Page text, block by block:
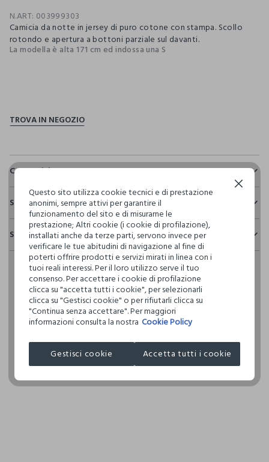
N.ART: 003999303
Camicia da notte in jersey di puro cotone con stampa. Scollo
rotondo e apertura a bottoni parziale sul davanti.
La modella è alta 171 cm ed indossa una S
Composizione e cura
Composizione:
100% COTONE
NON CANDEGGIARE
TEMPERATURA MASSIMA 40°C - PROCEDURA DELICATA
NON LAVARE A SECCO
ASCIUGATURA A TAMBURO AMMESSA TEMPERATURA
RIDOTTA
150°C
Sostenibilità e trasparenza
Sicurezza
Il 100% dei nostri articoli viene sottoposto a test chimico-
fisici, per verificarne il rispetto dei limiti che abbiamo
definito per l’uso di sostanze chimiche, talvolta anche più
restrittivi rispetto a quelli previsti dalla normativa
internazionale.
Clicca qui per vedere i dettagli
NORTHERN FASHION LTD.
MADE IN BANGLADESH
Spedizione e resi
Hai fino a 30 giorni dalla consegna del tuo ordine online per
cambiare idea e restituire i prodotti che hai acquistato.
Questo sito utilizza cookie tecnici e di prestazione
anonimi, sempre attivi per garantire il
funzionamento del sito e di misurarne le
prestazione; Altri cookie (i cookie di profilazione),
installati anche da terze parti, servono invece per
verificare le tue abitudini di navigazione al fine di
poterti offrire prodotti e servizi mirati in linea con i
tuoi reali interessi. Per il loro utilizzo serve il tuo
consenso. Per accettare i cookie di profilazione
clicca su "accetta tutti i cookie", per selezionarli
clicca su "Gestisci cookie" o per rifiutarli clicca su
"Continua senza accettare". Per maggiori
informazioni consulta la nostra Cookie Policy
Gestisci cookie Accetta tutti i cookie
Continua senza accettare